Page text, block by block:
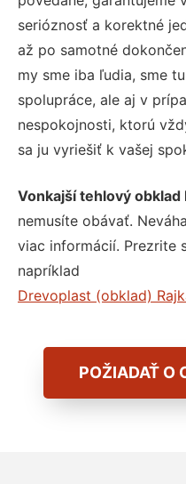
serióznosť a korektné
až po samotné
my sme iba ľudia, sme
spolupráce, ale aj v
nespokojnosti, ktorú
sa ju vyriešiť k vašej
Vonkajší tehlový obklad
nemusíte obávať.
viac informácií. Prezrite
napríklad
Drevoplast (obklad)
POŽIADAŤ O